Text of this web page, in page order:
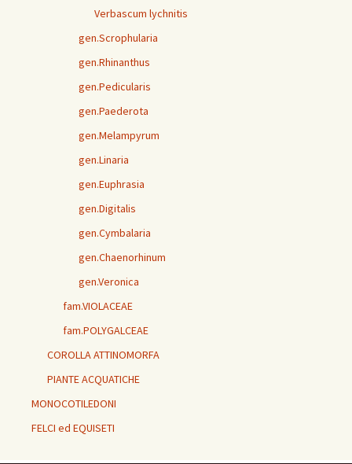
Verbascum lychnitis
gen.Scrophularia
gen.Rhinanthus
gen.Pedicularis
gen.Paederota
gen.Melampyrum
gen.Linaria
gen.Euphrasia
gen.Digitalis
gen.Cymbalaria
gen.Chaenorhinum
gen.Veronica
fam.VIOLACEAE
fam.POLYGALCEAE
COROLLA ATTINOMORFA
PIANTE ACQUATICHE
MONOCOTILEDONI
FELCI ed EQUISETI